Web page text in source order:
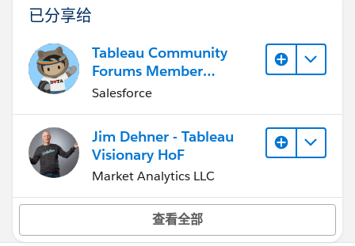
已分享给
Tableau Community
Forums Member
(Inactive)
Salesforce
Jim Dehner - Tableau
Visionary HoF
Market Analytics LLC
查看全部